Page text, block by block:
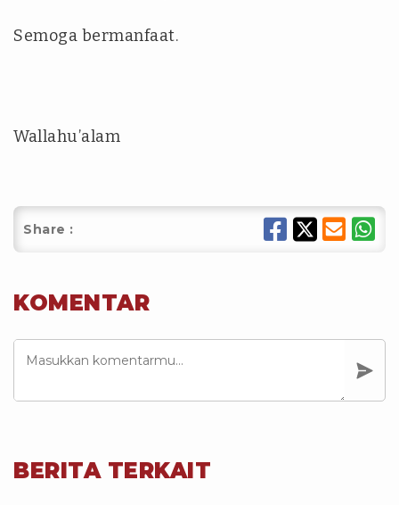
Semoga bermanfaat.
Wallahu’alam
Share :
KOMENTAR
BERITA TERKAIT